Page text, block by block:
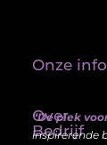
Over
Bedrijf
“De plek
inspirerende
Onze